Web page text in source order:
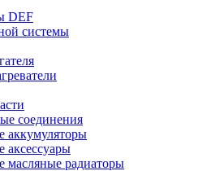
DEF
системы
соединения
аккумуляторы
аксессуары
масляные радиаторы